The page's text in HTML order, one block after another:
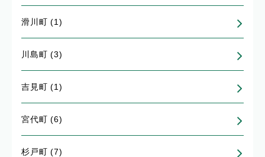
滑川町 (1)
川島町 (3)
吉見町 (1)
宮代町 (6)
杉戸町 (7)